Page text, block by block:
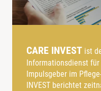
CARE INVEST ist
Informationsdienst
Impulsgeber im
INVEST berichtet